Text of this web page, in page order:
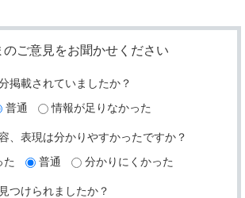
のご意見をお聞かせください
掲載されていましたか？
普通 情報が足りなかった
、表現は分かりやすかったですか？
た
普通 分かりにくかった
つけられましたか？